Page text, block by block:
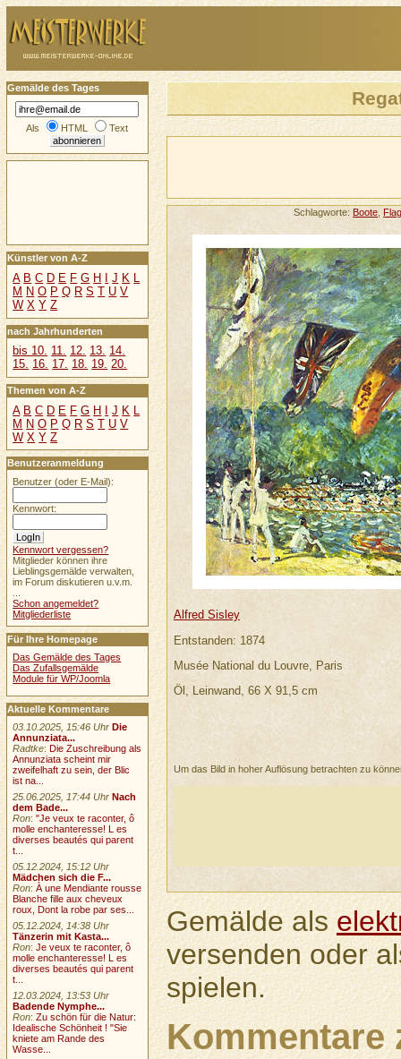
Schlagworte: Boote
Alfred Sisley
Entstanden: 1874
Musée National du Louvre, Paris
Öl, Leinwand, 66 X 91,5 cm
Um das Bild in hoher Auflösung betrachten zu
Gemälde als
versenden oder
spielen.
Kommentare
Gemälde des Tages
Als HTML Text
Künstler von A-Z
A B C D E F G H J K L
M N O P Q R S T U V
W X Y Z
nach Jahrhunderten
bis 10. 11. 12. 13. 14.
15. 16. 17. 18. 19. 20.
Themen von A-Z
A B C D E F G H I J K L
M N O P Q R S T U V
W X Y Z
Benutzeranmeldung
Benutzer (oder E-Mail):
Kennwort:
Kennwort vergessen?
Mitglieder können ihre
Lieblingsgemälde verwalten,
im Forum diskutieren u.v.m.
Schon angemeldet?
Mitgliederliste
Für Ihre Homepage
Das Gemälde des Tages
Das Zufallsgemälde
Module für WP/Joomla
Aktuelle Kommentare
03.10.2025, 15:46 Uhr Die
Annunziata...
Radtke: Die Zuschreibung als
Annunziata scheint mir
zweifelhaft zu sein, der Blic
ist na...
25.06.2025, 17:44 Uhr Nach
dem Bade...
Ron:"Je veux te raconter, ô
molle enchanteresse! L es
diverses beautés qui parent
t...
05.12.2024, 15:12 Uhr
Mädchen sich die F...
Ron:À une Mendiante rousse
Blanche fille aux cheveux
roux, Dont la robe par ses...
05.12.2024, 14:38 Uhr
Tänzerin mit Kasta...
Ron:Je veux te raconter, ô
molle enchanteresse! L es
diverses beautés qui parent
t...
12.03.2024, 13:53 Uhr
Badende Nymphe...
Ron:Zu schön für die Natur:
Idealische Schönheit ! "Sie
kniete am Rande des
Wasse...